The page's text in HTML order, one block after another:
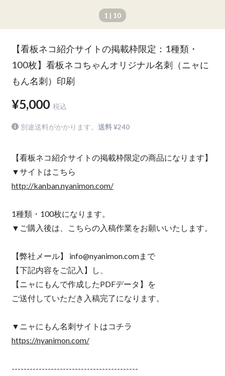
1 | 10
【看板ネコ紹介サイトの掲載枠限定：1種類・
100枚】看板ネコちゃんオリジナル名刺（ニャに
もん名刺）印刷
¥5,000 税込
別途送料がかかります。送料 ¥240
【看板ネコ紹介サイトの掲載枠限定の商品になります】
▼サイトはこちら
http://kanban.nyanimon.com/
1種類・100枚になります。
▼ご購入後は、こちらの入稿作業をお願いいたします。
【弊社メール】 info@nyanimon.comまで
【下記内容をご記入】し、
【ニャにもんで作成したPDFデータ】を
ご送付していただき入稿完了になります。
▼ニャにもん名刺サイトはコチラ
https://nyanimon.com/
------------------------------------------